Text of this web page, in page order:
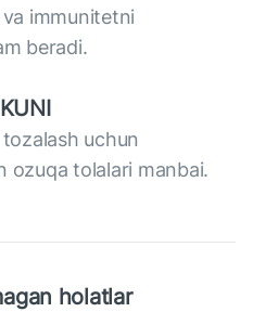
immunitetni
beradi.
uchun
ozuqa tolalari manbai.
holatlar